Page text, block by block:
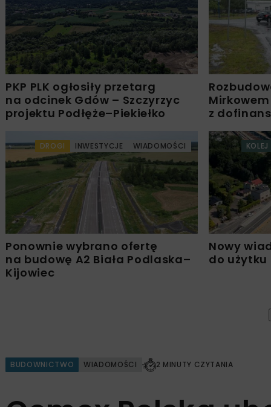
PKP PLK ogłosiły przetarg
na odcinek Gdów – Szczyrzyc
projektu Podłęże–Piekiełko
z
DROGI INWESTYCJE WIADOMOŚCI
Ponownie wybrano ofertę
na budowę A2 Biała Podlaska–
Kijowiec
KOLEJ
Nowy
do użytku
BUDOWNICTWO WIADOMOŚCI 2 MINUTY CZYTANIA